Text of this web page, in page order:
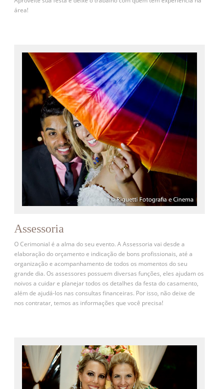
área!
Assessoria
O Cerimonial é a alma do seu evento. A Assessoria vai desde a
elaboração do orçamento e indicação de bons profissionais, até a
organização e acompanhamento de todos os momentos do seu
grande dia. Os assessores possuem diversas funções, eles ajudam os
noivos a cuidar e planejar todos os detalhes da festa do casamento,
além de ajudá-los nas consultas financeiras. Por isso, não deixe de
nos contratar, temos as informações que você precisa!